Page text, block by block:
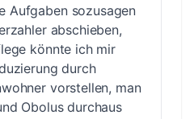
Aufgaben sozusagen
abschieben,
könnte ich mir
durch
vorstellen, man
Obolus durchaus